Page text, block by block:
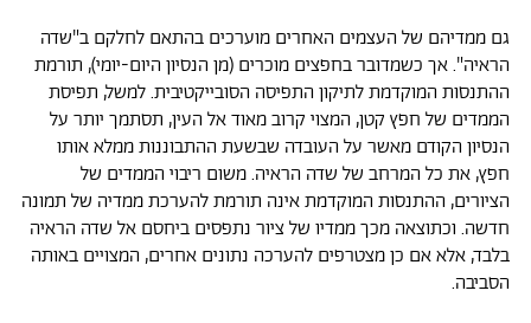
גם ממדיהם של העצמים האחרים מוערכים בהתאם לחלקם ב"שדה
הראיה". אך כשמדובר בחפצים מוכרים (מן הנסיון היום-יומי), תורמת
ההתנסות המוקדמת לתיקון התפיסה הסובייקטיבית. למשל, תפיסת
הממדים של חפץ קטן, המצוי קרוב מאוד אל העין, תסתמך יותר על
הנסיון הקודם מאשר על העובדה שבשעת ההתבוננות ממלא אותו
חפץ, את כל המרחב של שדה הראיה. משום ריבוי הממדים של
הציורים, ההתנסות המוקדמת אינה תורמת להערכת ממדיה של תמונה
חדשה. וכתוצאה מכך ממדיו של ציור נתפסים ביחסם אל שדה הראיה
בלבד, אלא אם כן מצטרפים להערכה נתונים אחרים, המצויים באותה
הסביבה.